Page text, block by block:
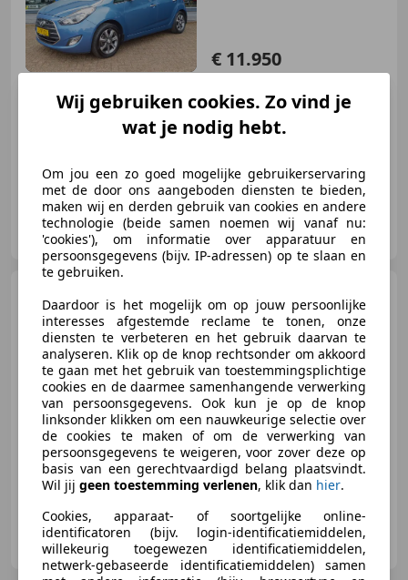
€ 11.950
112.879 km Benzine 91 kW (124 PK)
Automobielbedrijf van As B.V.
NL-7335 PB APELDOORN
Centennial High Executive ORIG
NL|OPE
€ 12.950
10/2016 134.597 km Benzine 80 kW (109 PK)
Automobielbedrijf van As B.V.
NL-7335 PB APELDOORN
Wij gebruiken cookies. Zo vind je
wat je nodig hebt.
Om jou een zo goed mogelijke gebruikerservaring
met de door ons aangeboden diensten te bieden,
maken wij en derden gebruik van cookies en andere
technologie (beide samen noemen wij vanaf nu:
'cookies'), om informatie over apparatuur en
persoonsgegevens (bijv. IP-adressen) op te slaan en
te gebruiken.
Daardoor is het mogelijk om op jouw persoonlijke
interesses afgestemde reclame te tonen, onze
diensten te verbeteren en het gebruik daarvan te
analyseren. Klik op de knop rechtsonder om akkoord
te gaan met het gebruik van toestemmingsplichtige
cookies en de daarmee samenhangende verwerking
van persoonsgegevens. Ook kun je op de knop
linksonder klikken om een nauwkeurige selectie over
de cookies te maken of om de verwerking van
persoonsgegevens te weigeren, voor zover deze op
basis van een gerechtvaardigd belang plaatsvindt.
Wil jij geen toestemming verlenen, klik dan hier.
Cookies, apparaat- of soortgelijke online-
identificatoren (bijv. login-identificatiemiddelen,
willekeurig toegewezen identificatiemiddelen,
netwerk-gebaseerde identificatiemiddelen) samen